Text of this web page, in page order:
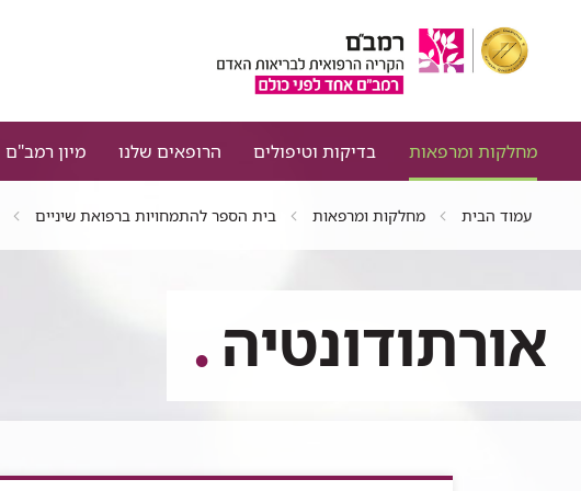
מחלקות ומרפאות בדיקות וטיפולים הרופאים שלנו מיון רמב"ם
עמוד הבית מחלקות ומרפאות בית הספר להתמחויות ברפואת שיניים
אורתודונטיה